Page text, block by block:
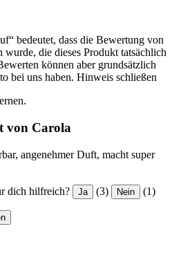
bedeutet, dass die Bewertung von
wurde, die dieses Produkt tatsächlich
können aber grundsätzlich
bei uns haben. Hinweis schließen
von Carola
angenehmer Duft, macht super
dich hilfreich? Ja (3) Nein (1)